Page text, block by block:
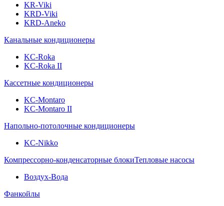
KR-Viki
KRD-Viki
KRD-Aneko
Канальные кондиционеры
KC-Roka
KC-Roka II
Кассетные кондиционеры
KC-Montaro
KC-Montaro II
Напольно-потолочные кондиционеры
KC-Nikko
Компрессорно-конденсаторные блокиТепловые насосы
Воздух-Вода
Фанкойлы